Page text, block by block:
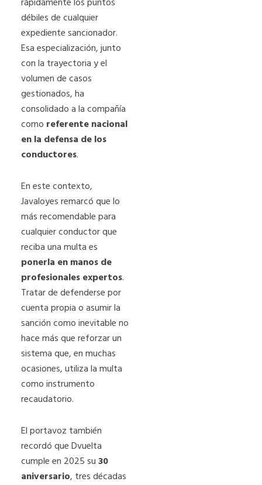
débiles de cualquier
expediente sancionador.
Esa especialización, junto
con la trayectoria y el
volumen de casos
gestionados, ha
consolidado a la compañía
como referente nacional
en la defensa de los
conductores.
En este contexto,
Javaloyes remarcó que lo
más recomendable para
cualquier conductor que
reciba una multa es
ponerla en manos de
profesionales expertos.
Tratar de defenderse por
cuenta propia o asumir la
sanción como inevitable no
hace más que reforzar un
sistema que, en muchas
ocasiones, utiliza la multa
como instrumento
recaudatorio.
El portavoz también
recordó que Dvuelta
cumple en 2025 su30
aniversario, tres décadas